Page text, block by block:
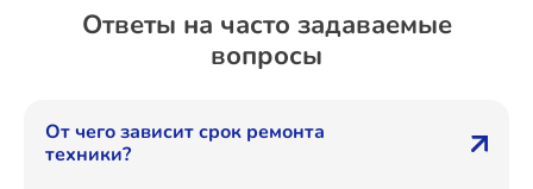
Ответы на часто задаваемые
вопросы
От чего зависит срок ремонта
техники?